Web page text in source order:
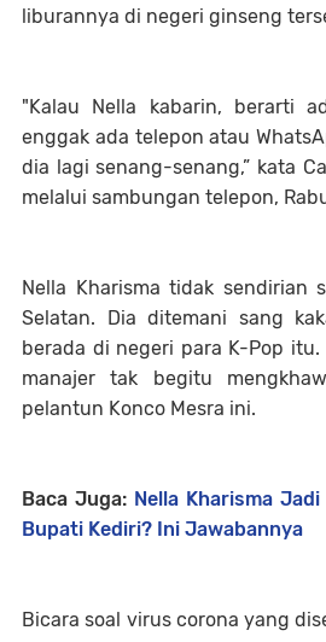
liburannya di negeri ginseng
"Kalau Nella kabarin, berarti
enggak ada telepon atau
dia lagi senang-senang,” kata
melalui sambungan telepon,
Nella Kharisma tidak sendirian
Selatan. Dia ditemani sang
berada di negeri para K-Pop
manajer tak begitu
pelantun Konco Mesra ini.
Baca Juga: Nella Kharisma
Bupati Kediri? Ini Jawabannya
Bicara soal virus corona yang